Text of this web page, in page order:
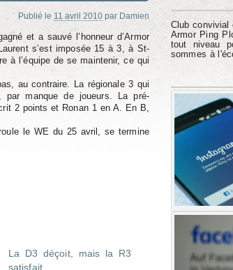
Publié le 11 avril 2010 par Damien
et a sauvé l’honneur d’Armor
s’est imposée 15 à 3, à St-
à l’équipe de se maintenir, ce qui
au contraire. La régionale 3 qui
par manque de joueurs. La pré-
2 points et Ronan 1 en A. En B,
le WE du 25 avril, se termine
La D3 déçoit, mais la R3
satisfait
Club convivial
Armor Ping
tout niveau
sommes à